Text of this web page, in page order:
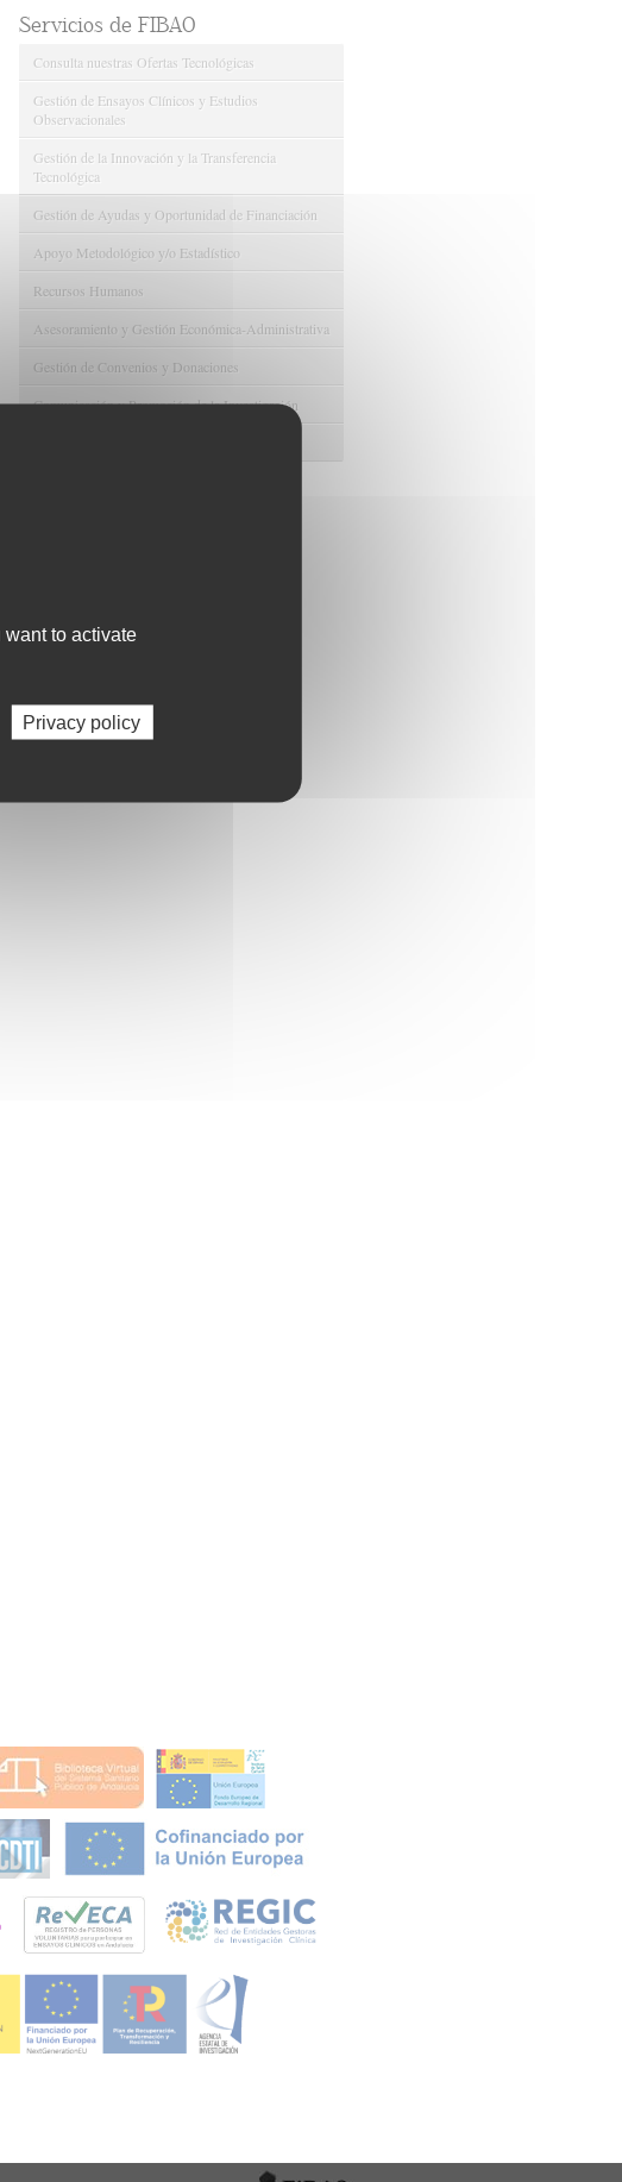
Servicios de FIBAO
Consulta nuestras Ofertas Tecnológicas
Gestión de Ensayos Clínicos y Estudios
Observacionales
Gestión de la Innovación y la Transferencia
Tecnológica
Gestión de Ayudas y Oportunidad de Financiación
Apoyo Metodológico y/o Estadístico
Recursos Humanos
Asesoramiento y Gestión Económica-Administrativa
Gestión de Convenios y Donaciones
Comunicación y Promoción de la Investigación
to activate
Privacy policy